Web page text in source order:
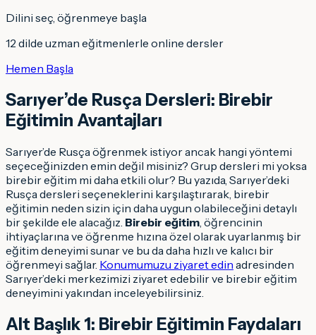
Dilini seç, öğrenmeye başla
12 dilde uzman eğitmenlerle online dersler
Hemen Başla
Sarıyer’de Rusça Dersleri: Birebir
Eğitimin Avantajları
Sarıyer’de Rusça öğrenmek istiyor ancak hangi yöntemi
seçeceğinizden emin değil misiniz? Grup dersleri mi yoksa
birebir eğitim mi daha etkili olur? Bu yazıda, Sarıyer’deki
Rusça dersleri seçeneklerini karşılaştırarak, birebir
eğitimin neden sizin için daha uygun olabileceğini detaylı
bir şekilde ele alacağız. Birebir eğitim , öğrencinin
ihtiyaçlarına ve öğrenme hızına özel olarak uyarlanmış bir
eğitim deneyimi sunar ve bu da daha hızlı ve kalıcı bir
öğrenmeyi sağlar. Konumumuzu ziyaret edin adresinden
Sarıyer’deki merkezimizi ziyaret edebilir ve birebir eğitim
deneyimini yakından inceleyebilirsiniz.
Alt Başlık 1: Birebir Eğitimin Faydaları